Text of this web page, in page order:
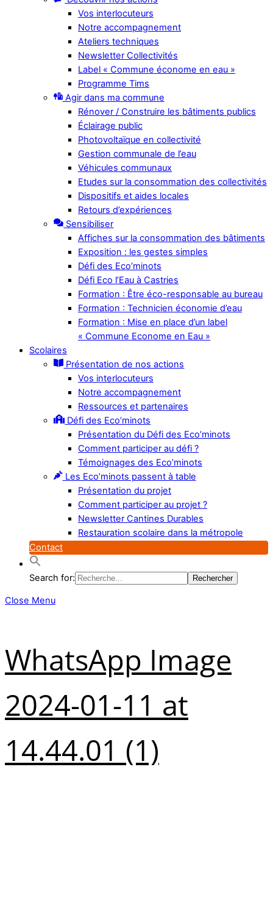
Vos interlocuteurs
Notre accompagnement
Ateliers techniques
Newsletter Collectivités
Label « Commune économe en eau »
Programme Tims
Agir dans ma commune
Rénover / Construire les bâtiments publics
Éclairage public
Photovoltaïque en collectivité
Gestion communale de l’eau
Véhicules communaux
Etudes sur la consommation des collectivités
Dispositifs et aides locales
Retours d’expériences
Sensibiliser
Affiches sur la consommation des bâtiments
Exposition : les gestes simples
Défi des Eco’minots
Défi Eco l’Eau à Castries
Formation : Être éco-responsable au bureau
Formation : Technicien économie d’eau
Formation : Mise en place d’un label
« Commune Econome en Eau »
Scolaires
Présentation de nos actions
Vos interlocuteurs
Notre accompagnement
Ressources et partenaires
Défi des Eco’minots
Présentation du Défi des Eco’minots
Comment participer au défi ?
Témoignages des Eco’minots
Les Eco’minots passent à table
Présentation du projet
Comment participer au projet ?
Newsletter Cantines Durables
Restauration scolaire dans la métropole
Contact
Search for:
Close Menu
WhatsApp Image
2024-01-11 at
14.44.01 (1)